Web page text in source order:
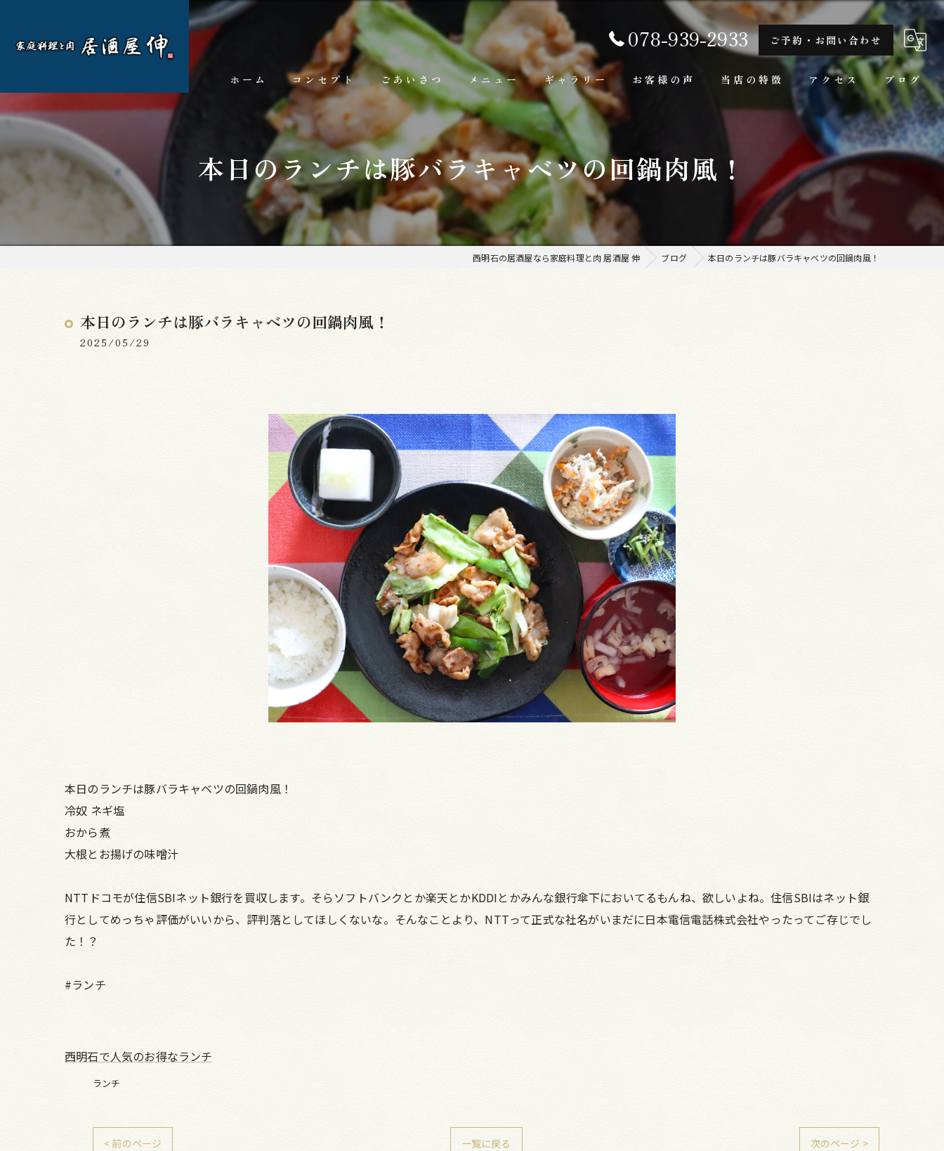
078-939-2933 ご予約・お問い合わせ
ホーム コンセプト ごあいさつ メニュー
ランチ
お料理
お飲み物
ギャラリー お客様の声 当店の特徴
一人
ランチ
家庭料理
アクセス ブログ
本日のランチは豚バラキャベツの回鍋肉風！
西明石の居酒屋なら家庭料理と肉 居酒屋 伸 ブログ 本日のランチは豚バラキャベツの回鍋肉風！
本日のランチは豚バラキャベツの回鍋肉風！
2025/05/29
本日のランチは豚バラキャベツの回鍋肉風！
冷奴 ネギ塩
おから煮
大根とお揚げの味噌汁
NTTドコモが住信SBIネット銀行を買収します。そらソフトバンクとか楽天とかKDDIとかみんな銀行傘下においてるもんね、欲しいよね。住信SBIはネット銀
行としてめっちゃ評価がいいから、評判落としてほしくないな。そんなことより、NTTって正式な社名がいまだに日本電信電話株式会社やったってご存じでし
た！？
#ランチ
西明石で人気のお得なランチ
ランチ
< 前のページ 一覧に戻る 次のページ >